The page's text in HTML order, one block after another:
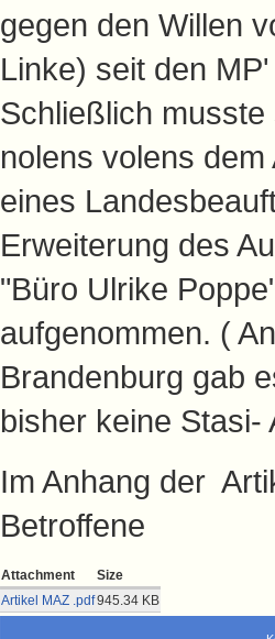
gegen den Willen
Linke) seit den
Schließlich
nolens volens
eines
Erweiterung des
"Büro Ulrike
aufgenommen. (
Brandenburg gab
bisher keine Stasi-
Im Anhang der
Betroffene
Attachment
Size
Artikel MAZ .pdf945.34 KB